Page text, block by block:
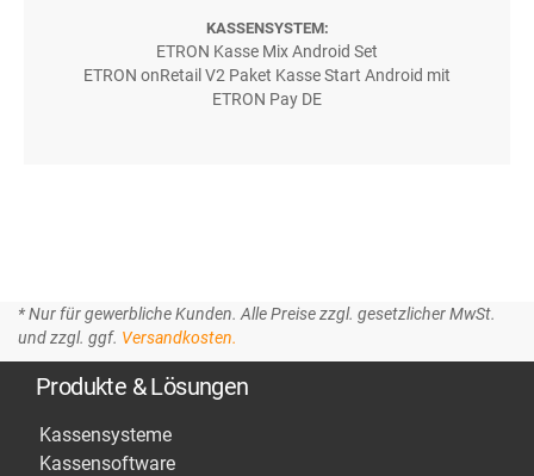
KASSENSYSTEM:
ETRON Kasse Mix Android Set
ETRON onRetail V2 Paket Kasse Start Android mit
ETRON Pay DE
* Nur für gewerbliche Kunden. Alle Preise zzgl. gesetzlicher MwSt.
und zzgl. ggf. Versandkosten.
Produkte & Lösungen
Kassensysteme
Kassensoftware